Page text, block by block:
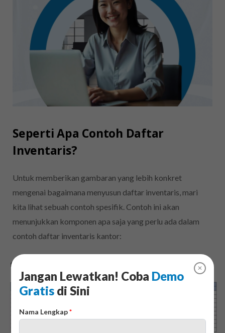
✕
Jangan Lewatkan! Coba Demo
Gratis di Sini
Nama Lengkap*
Seperti Apa Contoh Daftar
Inventaris?
Untuk memberikan gambaran yang lebih konkret
mengenai bagaimana menyusun daftar inventaris, mari
kita lihat sebuah contoh spesifik. Contoh ini akan
menunjukkan komponen apa saja yang perlu ada dalam
contoh daftar inventaris kantor: